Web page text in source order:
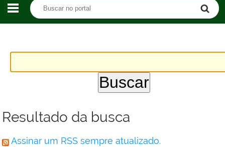
Resultado da busca
Assinar um RSS sempre atualizado.